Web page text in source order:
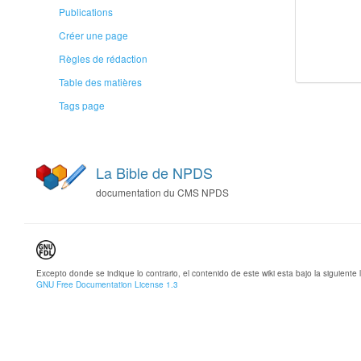
Publications
Créer une page
Règles de rédaction
Table des matières
Tags page
La Bible de NPDS
documentation du CMS NPDS
Excepto donde se indique lo contrario, el contenido de este wiki esta bajo la siguiente
GNU Free Documentation License 1.3